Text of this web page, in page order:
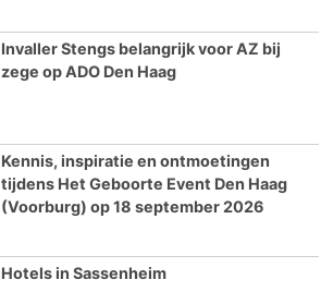
Invaller Stengs belangrijk voor AZ bij
zege op ADO Den Haag
Kennis, inspiratie en ontmoetingen
tijdens Het Geboorte Event Den Haag
(Voorburg) op 18 september 2026
Hotels in Sassenheim